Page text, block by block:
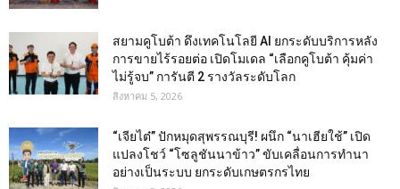
สยามคูโบต้า ดึงเทคโนโลยี AI ยกระดับบริการหลัง
การขายไร้รอยต่อ เปิดโมเดล “เลือกคูโบต้า คุ้มค่า
ไม่รู้จบ” การันตี 2 รางวัลระดับโลก
สิงหาคม 5, 2026
“เจียไต๋” ปักหมุดสุพรรณบุรี! ผนึก “นาเฮียใช้” เปิด
แปลงโชว์ “โซลูชันนาข้าว” ขับเคลื่อนการทำนา
อย่างเป็นระบบ ยกระดับเกษตรกรไทย